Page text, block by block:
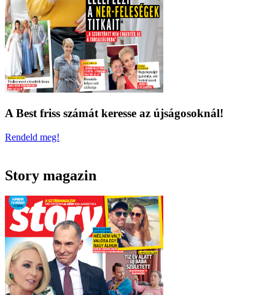
A Best friss számát keresse az újságosoknál!
Rendeld meg!
Story magazin